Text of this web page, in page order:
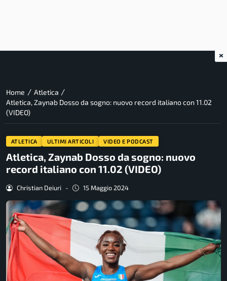
Home / Atletica /
Atletica, Zaynab Dosso da sogno: nuovo record italiano con 11.02
(VIDEO)
ATLETICA ULTIMI ARTICOLI VIDEO E PODCAST
Atletica, Zaynab Dosso da sogno: nuovo
record italiano con 11.02 (VIDEO)
Christian Deiuri - 15 Maggio 2024
×